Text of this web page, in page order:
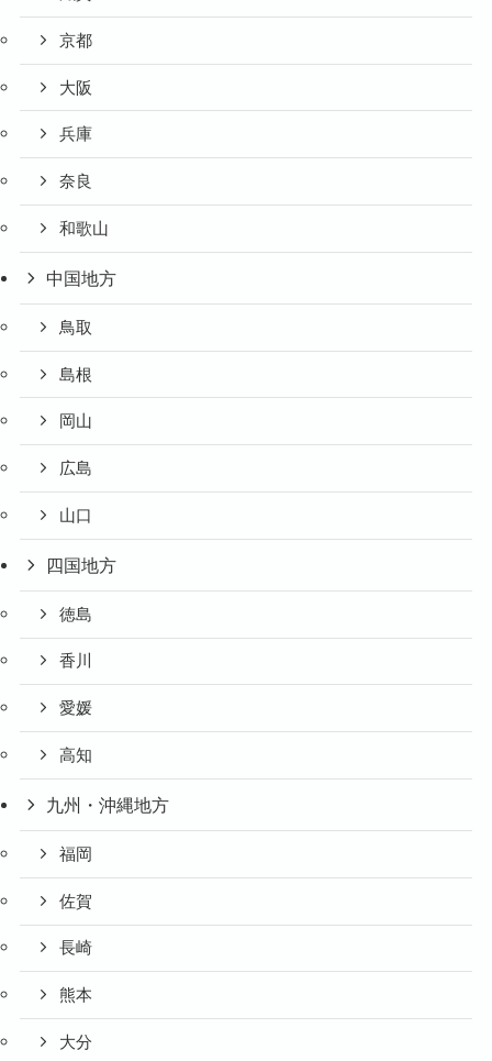
京都
大阪
兵庫
奈良
和歌山
中国地方
鳥取
島根
岡山
広島
山口
四国地方
徳島
香川
愛媛
高知
九州・沖縄地方
福岡
佐賀
長崎
熊本
大分